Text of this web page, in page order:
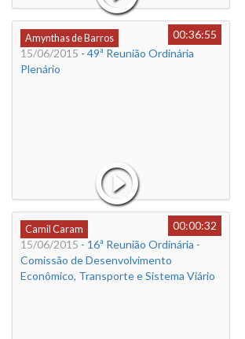
Amynthas de Barros
00:36:55
15/06/2015 - 49ª Reunião Ordinária
Plenário
Camil Caram
00:00:32
15/06/2015 - 16ª Reunião Ordinária -
Comissão de Desenvolvimento
Econômico, Transporte e Sistema Viário